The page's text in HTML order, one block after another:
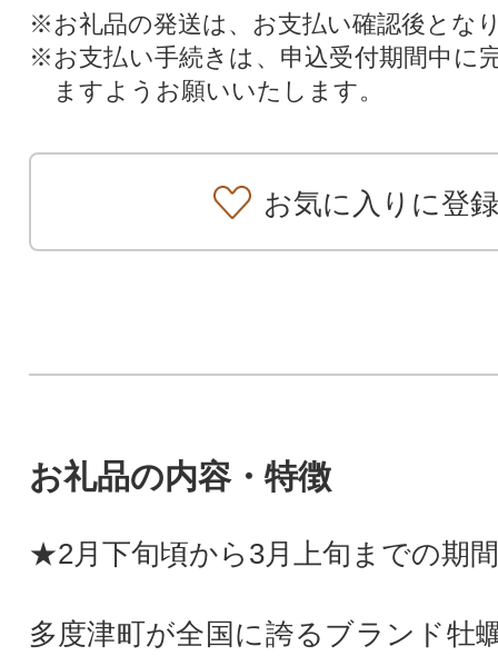
※お礼品の発送は、お支払い確認後とな
※お支払い手続きは、申込受付期間中に
ますようお願いいたします。
お気に入りに登録
お礼品の内容・特徴
★2月下旬頃から3月上旬までの期
多度津町が全国に誇るブランド牡